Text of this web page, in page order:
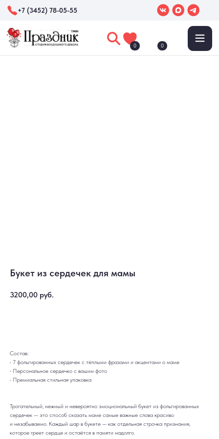
+7 (3452) 78-05-55
0
Букет из сердечек для мамы
3200,00 руб.
Состав:
• 7 фольгированных сердечек с тёплыми фразами и акцентами о маме
• Персональное сердечко с вашим фото
• Премиальная стильная упаковка
Трогательный, нежный и невероятно эмоциональный букет из фольгированных
сердечек — это способ сказать маме самые важные слова красиво
и незабываемо. Каждый шар в букете — как отдельная строчка признания,
которое греет сердце и остаётся в памяти надолго.
ДОСТАВКА
Ежедневно, круглосуточно
САМОВЫВОЗ
С 10:00 до 19:30
КАТАЛОГ
Для девушек
Для мужчин
Доставка и оплата
Акции